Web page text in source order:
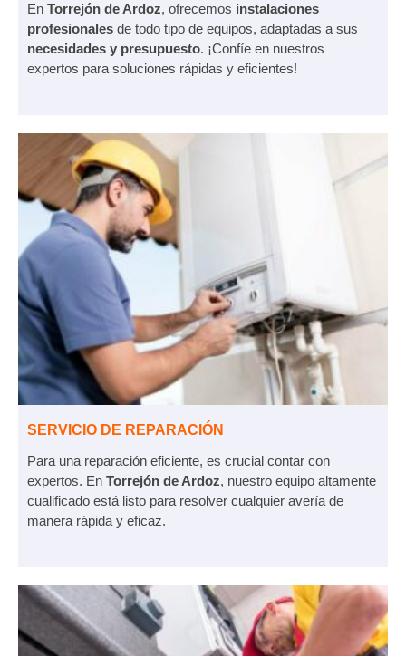
En Torrejón de Ardoz, ofrecemos instalaciones
profesionales de todo tipo de equipos, adaptadas a sus
necesidades y presupuesto. ¡Confíe en nuestros
expertos para soluciones rápidas y eficientes!
SERVICIO DE REPARACIÓN
Para una reparación eficiente, es crucial contar con
expertos. En Torrejón de Ardoz, nuestro equipo altamente
cualificado está listo para resolver cualquier avería de
manera rápida y eficaz.